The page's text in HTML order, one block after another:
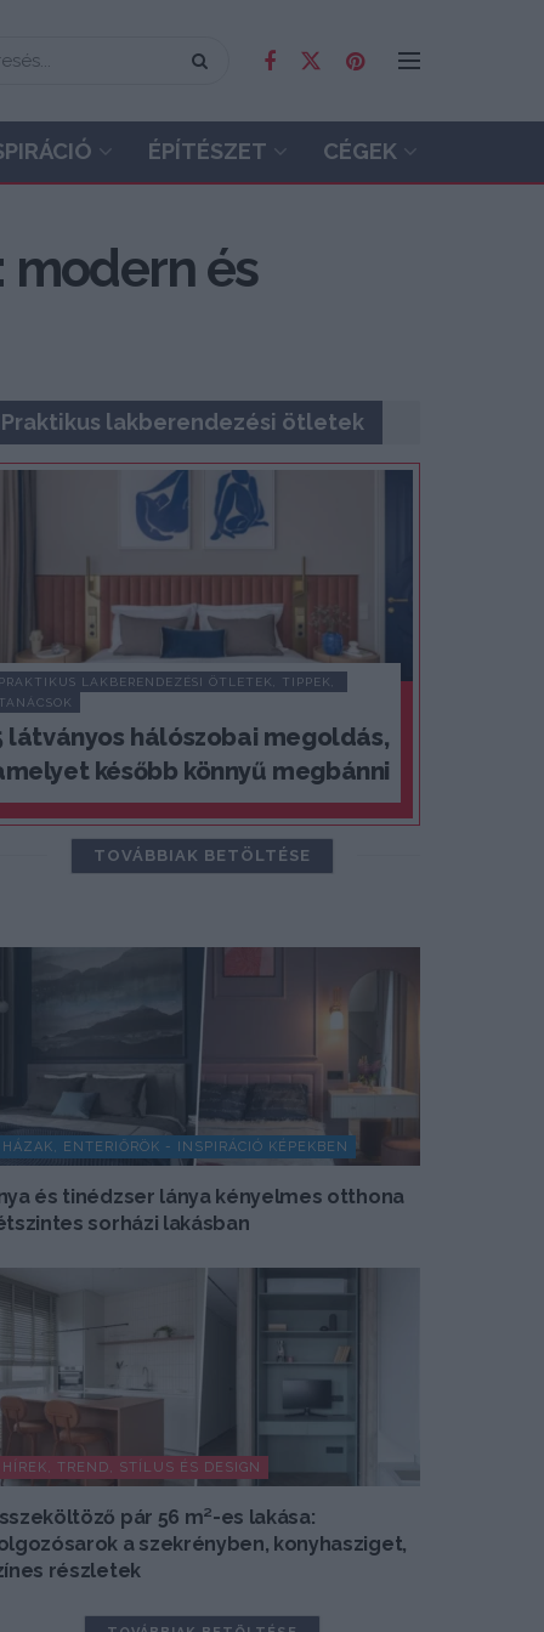
ÉPÍTÉSZET CÉGEK
modern és
Praktikus lakberendezési ötletek
PRAKTIKUS LAKBERENDEZÉSI ÖTLETEK, TIPPEK,
TANÁCSOK
látványos hálószobai megoldás,
később könnyű megbánni
TOVÁBBIAK BETÖLTÉSE
HÁZAK, ENTERIŐRÖK - INSPIRÁCIÓ KÉPEKBEN
és tinédzser lánya kényelmes otthona
sorházi lakásban
HÍREK, TREND, STÍLUS ÉS DESIGN
pár 56 m²-es lakása:
a szekrényben, konyhasziget,
részletek